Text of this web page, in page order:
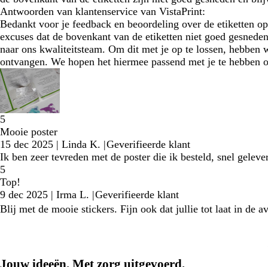
Antwoorden van klantenservice van VistaPrint:
Bedankt voor je feedback en beoordeling over de etiketten
excuses dat de bovenkant van de etiketten niet goed
naar ons kwaliteitsteam. Om dit met je op te lossen,
ontvangen. We hopen het hiermee passend met je te
5
Mooie poster
15 dec 2025 | Linda K. |Geverifieerde klant
Ik ben zeer tevreden met de poster die ik besteld, snel
5
Top!
9 dec 2025 | Irma L. |Geverifieerde klant
Blij met de mooie stickers. Fijn ook dat jullie tot laat in de
Jouw ideeën. Met zorg uitgevoerd.